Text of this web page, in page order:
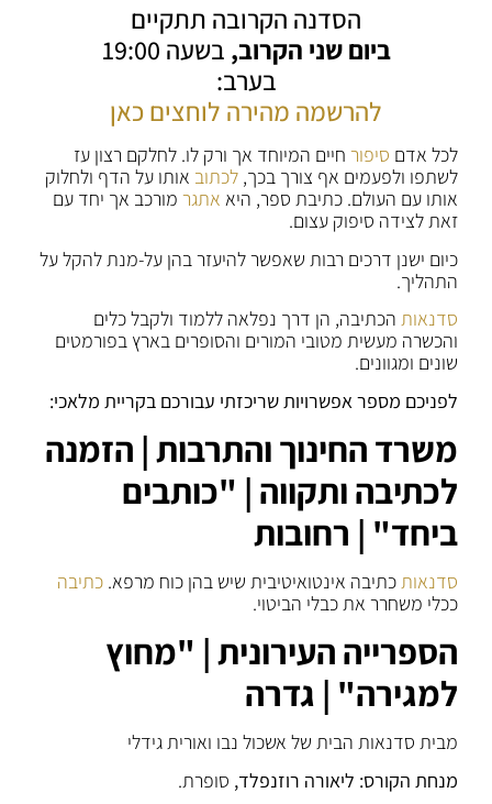
הסדנה הקרובה תתקיים
ביום שני הקרוב,
בשעה 19:00
בערב:
להרשמה מהירה לוחצים כאן
לכל אדם סיפור חיים המיוחד אך ורק לו. לחלקם רצון עז
לשתפו ולפעמים אף צורך בכך,לכתוב אותו על הדף ולחלוק
אותו עם העולם. כתיבת ספר, היא אתגר מורכב אך יחד עם
זאת לצידה סיפוק עצום.
כיום ישנן דרכים רבות שאפשר להיעזר בהן על-מנת להקל על
התהליך.
סדנאות הכתיבה, הן דרך נפלאה ללמוד ולקבל כלים
והכשרה מעשית מטובי המורים והסופרים בארץ בפורמטים
שונים ומגוונים.
לפניכם מספר אפשרויות שריכזתי עבורכם בקריית מלאכי:
משרד החינוך והתרבות | הזמנה
לכתיבה ותקווה | "כותבים
ביחד" | רחובות
סדנאותכתיבה אינטואיטיבית שיש בהן כוח מרפא.כתיבה
ככלי משחרר את כבלי הביטוי.
הספרייה העירונית | "מחוץ
למגירה" | גדרה
מבית סדנאות הבית של אשכול נבו ואורית גידלי
מנחת הקורס: ליאורה רוזנפלד, סופרת.